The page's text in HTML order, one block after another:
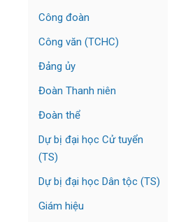
Công đoàn
Công văn (TCHC)
Đảng ủy
Đoàn Thanh niên
Đoàn thể
Dự bị đại học Cử tuyển
(TS)
Dự bị đại học Dân tộc (TS)
Giám hiệu